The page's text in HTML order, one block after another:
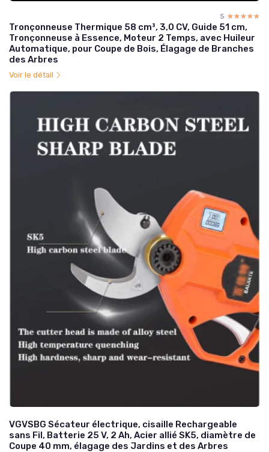
5 ☆☆☆☆☆
★★★★★
Tronçonneuse Thermique 58 cm³, 3,0 CV, Guide 51 cm,
Tronçonneuse à Essence, Moteur 2 Temps, avec Huileur
Automatique, pour Coupe de Bois, Élagage de Branches
des Arbres
Voir le détail
VGVSBG Sécateur électrique, cisaille Rechargeable
sans Fil, Batterie 25 V, 2 Ah, Acier allié SK5, diamètre de
Coupe 40 mm, élagage des Jardins et des Arbres